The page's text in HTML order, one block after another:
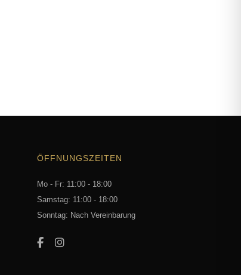
ÖFFNUNGSZEITEN
Mo - Fr: 11:00 - 18:00
Samstag: 11:00 - 18:00
Sonntag: Nach Vereinbarung